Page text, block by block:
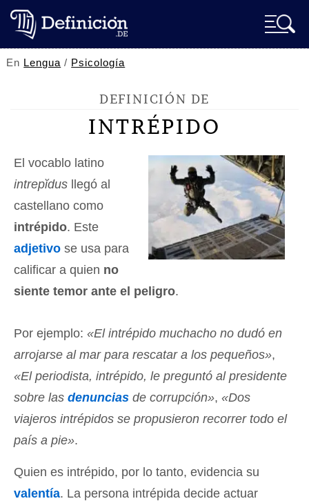
En Lengua / Psicología
DEFINICIÓN DE
INTRÉPIDO
El vocablo latino
intrepĭdus llegó al
castellano como
intrépido. Este
adjetivo se usa para
calificar a quien no
siente temor ante el peligro.
Por ejemplo: «El intrépido muchacho no dudó en
arrojarse al mar para rescatar a los pequeños»,
«El periodista, intrépido, le preguntó al presidente
sobre las denuncias de corrupción», «Dos
viajeros intrépidos se propusieron recorrer todo el
país a pie».
Quien es intrépido, por lo tanto, evidencia su
valentía. La persona intrépida decide actuar